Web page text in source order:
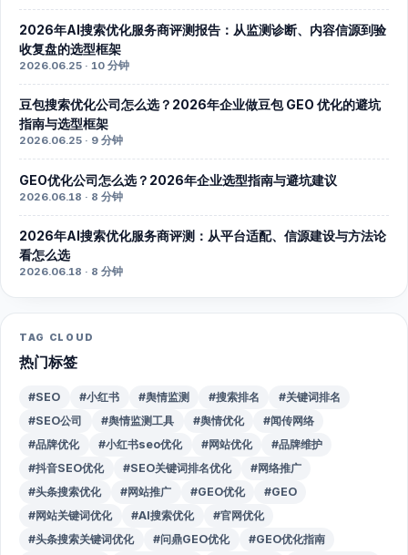
2026年AI搜索优化服务商评测报告：从监测诊断、内容信源到验
收复盘的选型框架
2026.06.25 · 10 分钟
豆包搜索优化公司怎么选？2026年企业做豆包 GEO 优化的避坑
指南与选型框架
2026.06.25 · 9 分钟
GEO优化公司怎么选？2026年企业选型指南与避坑建议
2026.06.18 · 8 分钟
2026年AI搜索优化服务商评测：从平台适配、信源建设与方法论
看怎么选
2026.06.18 · 8 分钟
TAG CLOUD
热门标签
#SEO #小红书 #舆情监测 #搜索排名
#关键词排名
#SEO公司
#舆情监测工具 #舆情优化
#闻传网络
#品牌优化
#小红书seo优化 #网站优化
#品牌维护
#抖音SEO优化
#SEO关键词排名优化
#网络推广
#头条搜索优化
#网站推广 #GEO优化
#GEO
#网站关键词优化
#AI搜索优化
#官网优化
#头条搜索关键词优化
#问鼎GEO优化
#GEO优化指南